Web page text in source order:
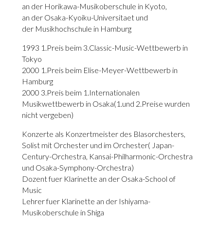
an der Horikawa-Musikoberschule in Kyoto,
an der Osaka-Kyoiku-Universitaet und
der Musikhochschule in Hamburg
1993 1.Preis beim 3.Classic-Music-Wettbewerb in
Tokyo
2000 1.Preis beim Elise-Meyer-Wettbewerb in
Hamburg
2000 3.Preis beim 1.Internationalen
Musikwettbewerb in Osaka(1.und 2.Preise wurden
nicht vergeben)
Konzerte als Konzertmeister des Blasorchesters,
Solist mit Orchester und im Orchester( Japan-
Century-Orchestra, Kansai-Philharmonic-Orchestra
und Osaka-Symphony-Orchestra)
Dozent fuer Klarinette an der Osaka-School of
Music
Lehrer fuer Klarinette an der Ishiyama-
Musikoberschule in Shiga